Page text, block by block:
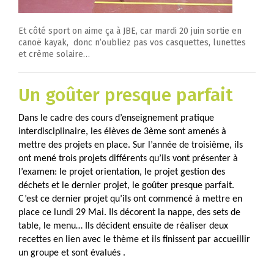
Et côté sport on aime ça à JBE, car mardi 20 juin sortie en
canoë kayak, donc n’oubliez pas vos casquettes, lunettes
et crème solaire…
Un goûter presque parfait
Dans le cadre des cours d’enseignement pratique
interdisciplinaire, les élèves de 3ème sont amenés à
mettre des projets en place. Sur l’année de troisième, ils
ont mené trois projets différents qu’ils vont présenter à
l’examen: le projet orientation, le projet gestion des
déchets et le dernier projet, le goûter presque parfait.
C’est ce dernier projet qu’ils ont commencé à mettre en
place ce lundi 29 Mai. Ils décorent la nappe, des sets de
table, le menu… Ils décident ensuite de réaliser deux
recettes en lien avec le thème et ils finissent par accueillir
un groupe et sont évalués .